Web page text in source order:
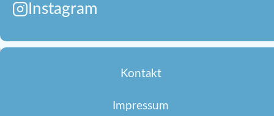
Instagram
Kontakt
Impressum